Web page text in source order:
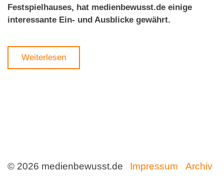
Festspielhauses, hat medienbewusst.de einige
interessante Ein- und Ausblicke gewährt.
Weiterlesen
© 2026 medienbewusst.de Impressum Archiv